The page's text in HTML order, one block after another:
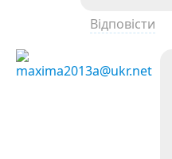
Відповісти